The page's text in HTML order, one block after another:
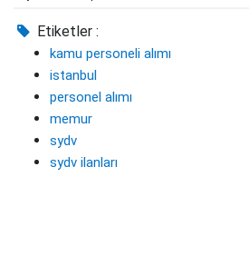
Etiketler :
kamu personeli alımı
istanbul
personel alımı
memur
sydv
sydv ilanları